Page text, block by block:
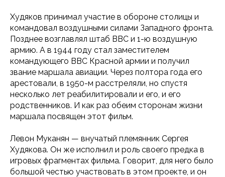
Худяков принимал участие в обороне столицы и
командовал воздушными силами Западного фронта.
Позднее возглавлял штаб ВВС и 1-ю воздушную
армию. А в 1944 году стал заместителем
командующего ВВС Красной армии и получил
звание маршала авиации. Через полтора года его
арестовали, в 1950-м расстреляли, но спустя
несколько лет реабилитировали и его, и его
родственников. И как раз обеим сторонам жизни
маршала посвящен этот фильм.
Левон Муканян — внучатый племянник Сергея
Худякова. Он же исполнил и роль своего предка в
игровых фрагментах фильма. Говорит, для него было
большой честью участвовать в этом проекте, и он